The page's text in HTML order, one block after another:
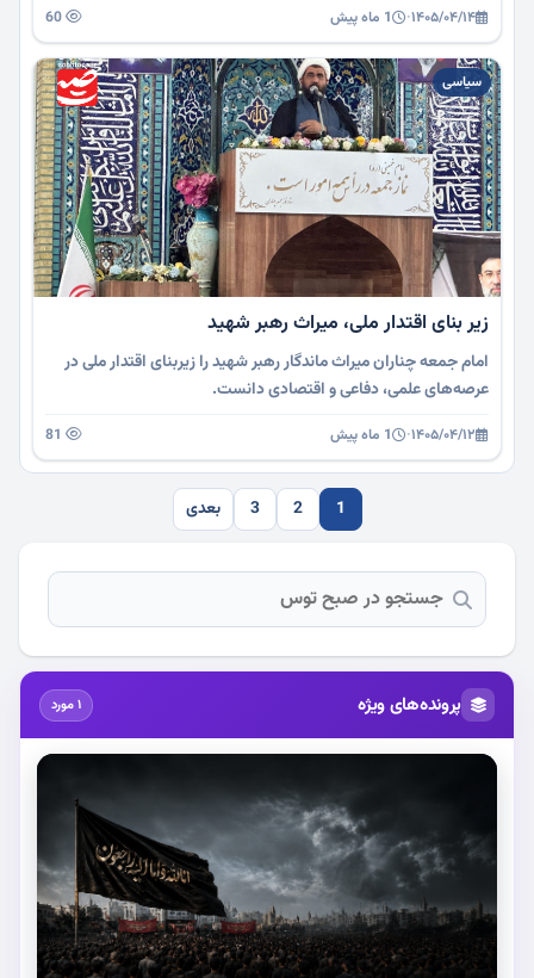
۱۴۰۵/۰۴/۱۴· 1 ماه پیش
سیاسی
زیر بنای اقتدار ملی، میراث رهبر شهید
امام جمعه چناران میراث ماندگار رهبر شهید را زیربنای اقتدار ملی در
عرصه‌های علمی، دفاعی و اقتصادی دانست.
۱۴۰۵/۰۴/۱۲· 1 ماه پیش
1
2
3 بعدی
پرونده‌های ویژه 1 مورد